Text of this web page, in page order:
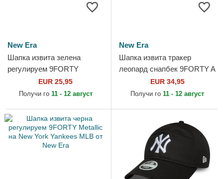
New Era
Шапка извита зелена
регулируем 9FORTY
League Essential на New
York Yankees MLB от New
EUR 25,95
Получи го 11 - 12 август
New Era
Шапка извита тракер
леопард снапбек 9FORTY A
Frame M-Crown от New Era
EUR 34,95
Получи го 11 - 12 август